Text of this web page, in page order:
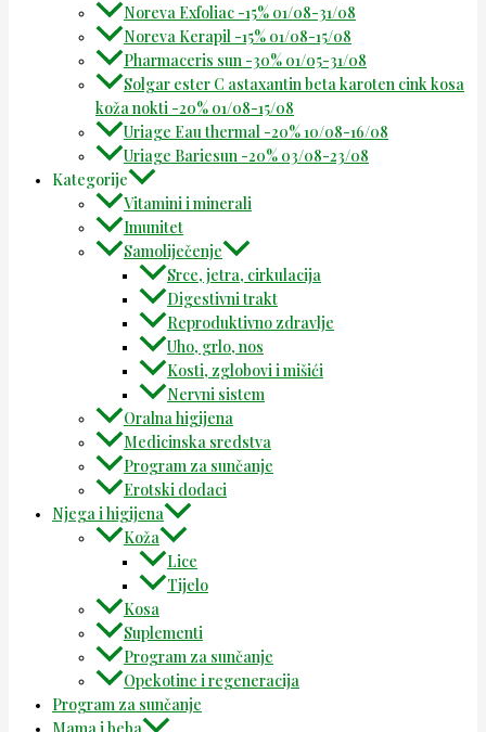
Noreva Exfoliac -15% 01/08-31/08
Noreva Kerapil -15% 01/08-15/08
Pharmaceris sun -30% 01/05-31/08
Solgar ester C astaxantin beta karoten cink kosa
koža nokti -20% 01/08-15/08
Uriage Eau thermal -20% 10/08-16/08
Uriage Bariesun -20% 03/08-23/08
Kategorije
Vitamini i minerali
Imunitet
Samoliječenje
Srce, jetra, cirkulacija
Digestivni trakt
Reproduktivno zdravlje
Uho, grlo, nos
Kosti, zglobovi i mišići
Nervni sistem
Oralna higijena
Medicinska sredstva
Program za sunčanje
Erotski dodaci
Njega i higijena
Koža
Lice
Tijelo
Kosa
Suplementi
Program za sunčanje
Opekotine i regeneracija
Program za sunčanje